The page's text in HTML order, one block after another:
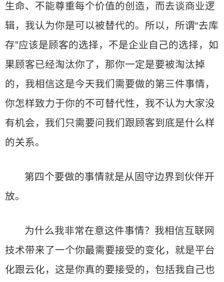
生命、不能尊重每个价值的创造，而去谈商业逻
辑，我认为你是可以被替代的。所以，所谓“去库
存”应该是顾客的选择，不是企业自己的选择，如
果顾客已经淘汰你了，那你一定是要被淘汰掉
的，我相信这是今天我们需要做的第三件事情，
你怎样致力于你的不可替代性，我不认为大家没
有机会，我们只需要问我们跟顾客到底是什么样
的关系。
第四个要做的事情就是从固守边界到伙伴开
放。
为什么我非常在意这件事情？我相信互联网
技术带来了一个你最需要接受的变化，就是平台
化跟云化，这是你真的要接受的，包括我自己也